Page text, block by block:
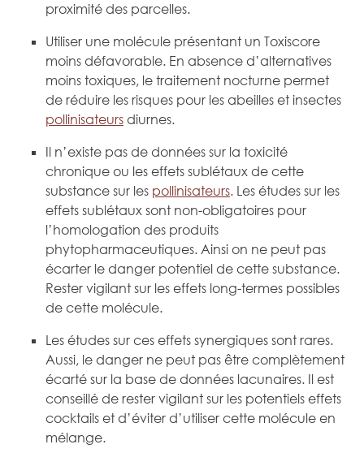
proximité des parcelles.
Utiliser une molécule présentant un Toxiscore
moins défavorable. En absence d’alternatives
moins toxiques, le traitement nocturne permet
de réduire les risques pour les abeilles et insectes
pollinisateurs diurnes.
Il n’existe pas de données sur la toxicité
chronique ou les effets sublétaux de cette
substance sur les pollinisateurs. Les études sur les
effets sublétaux sont non-obligatoires pour
l’homologation des produits
phytopharmaceutiques. Ainsi on ne peut pas
écarter le danger potentiel de cette substance.
Rester vigilant sur les effets long-termes possibles
de cette molécule.
Les études sur ces effets synergiques sont rares.
Aussi, le danger ne peut pas être complètement
écarté sur la base de données lacunaires. Il est
conseillé de rester vigilant sur les potentiels effets
cocktails et d’éviter d’utiliser cette molécule en
mélange.